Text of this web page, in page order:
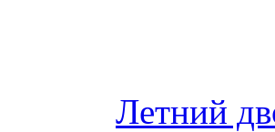
Летний